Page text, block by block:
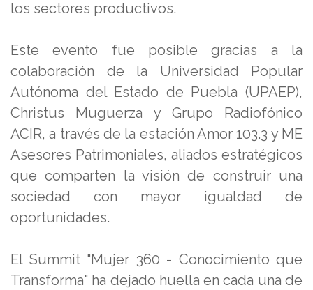
los sectores productivos.
Este evento fue posible gracias a la
colaboración de la Universidad Popular
Autónoma del Estado de Puebla (UPAEP),
Christus Muguerza y Grupo Radiofónico
ACIR, a través de la estación Amor 103.3 y ME
Asesores Patrimoniales, aliados estratégicos
que comparten la visión de construir una
sociedad con mayor igualdad de
oportunidades.
El Summit "Mujer 360 - Conocimiento que
Transforma" ha dejado huella en cada una de